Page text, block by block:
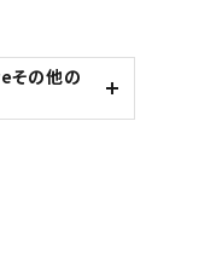
の他の